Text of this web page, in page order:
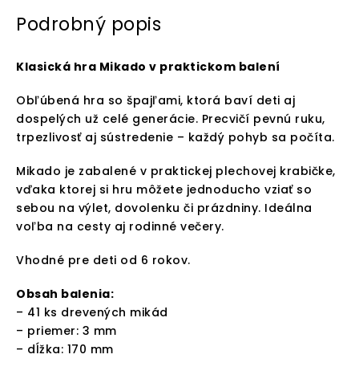
Podrobný popis
Klasická hra Mikado v praktickom balení
Obľúbená hra so špajľami, ktorá baví deti aj
dospelých už celé generácie. Precvičí pevnú ruku,
trpezlivosť aj sústredenie – každý pohyb sa počíta.
Mikado je zabalené v praktickej plechovej krabičke,
vďaka ktorej si hru môžete jednoducho vziať so
sebou na výlet, dovolenku či prázdniny. Ideálna
voľba na cesty aj rodinné večery.
Vhodné pre deti od 6 rokov.
Obsah balenia:
– 41 ks drevených mikád
– priemer: 3 mm
– dĺžka: 170 mm